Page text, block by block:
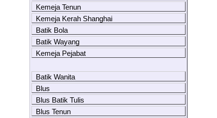
Kemeja Tenun
Kemeja Kerah Shanghai
Batik Bola
Batik Wayang
Kemeja Pejabat
Batik Wanita
Blus
Blus Batik Tulis
Blus Tenun